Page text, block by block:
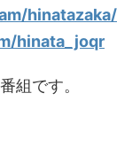
hinatazaka/
hinata_joqr
組です。